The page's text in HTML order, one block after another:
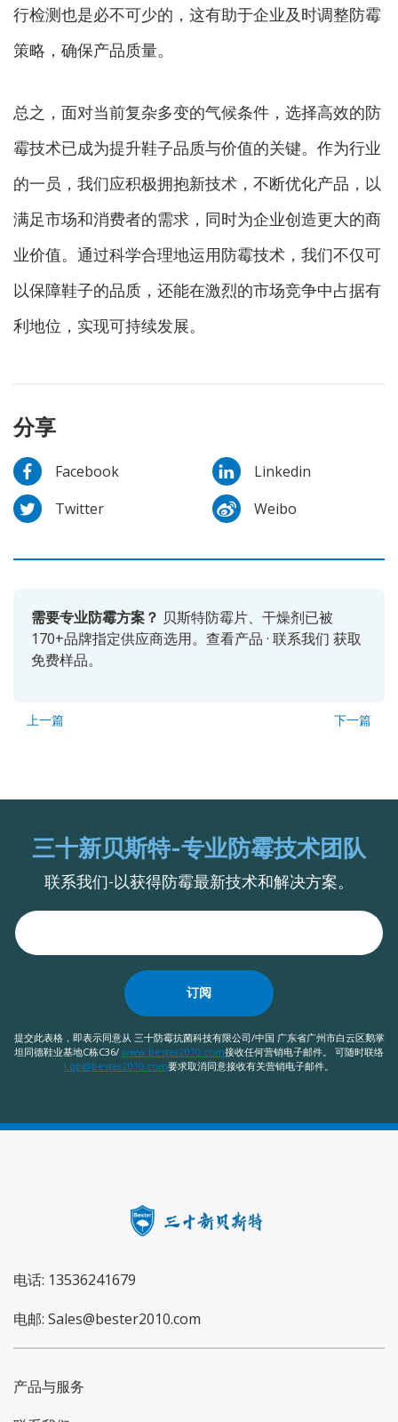
行检测也是必不可少的，这有助于企业及时调整防霉
策略，确保产品质量。
总之，面对当前复杂多变的气候条件，选择高效的防
霉技术已成为提升鞋子品质与价值的关键。作为行业
的一员，我们应积极拥抱新技术，不断优化产品，以
满足市场和消费者的需求，同时为企业创造更大的商
业价值。通过科学合理地运用防霉技术，我们不仅可
以保障鞋子的品质，还能在激烈的市场竞争中占据有
利地位，实现可持续发展。
分享
Facebook
Linkedin
Twitter
Weibo
需要专业防霉方案？ 贝斯特防霉片、干燥剂已被
170+品牌指定供应商选用。 查看产品 · 联系我们 获取
免费样品。
上一篇 下一篇
三十新贝斯特-专业防霉技术团队
联系我们-以获得防霉最新技术和解决方案。
订阅
提交此表格，即表示同意从 三十防霉抗菌科技有限公司/中国 广东省广州市白云区鹅掌
坦同德鞋业基地C栋C36/ www.bester2010.com接收任何营销电子邮件。 可随时联络
Lqb@bester2010.com要求取消同意接收有关营销电子邮件。
电话: 13536241679
电邮: Sales@bester2010.com
产品与服务